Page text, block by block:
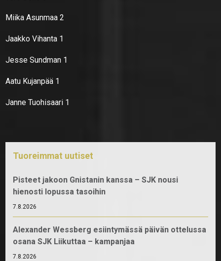
Miika Asunmaa 2
Jaakko Vihanta 1
Jesse Sundman 1
Aatu Kujanpää 1
Janne Tuohisaari 1
Tuoreimmat uutiset
Pisteet jakoon Gnistanin kanssa – SJK nousi
hienosti lopussa tasoihin
7.8.2026
Alexander Wessberg esiintymässä päivän ottelussa
osana SJK Liikuttaa – kampanjaa
7.8.2026